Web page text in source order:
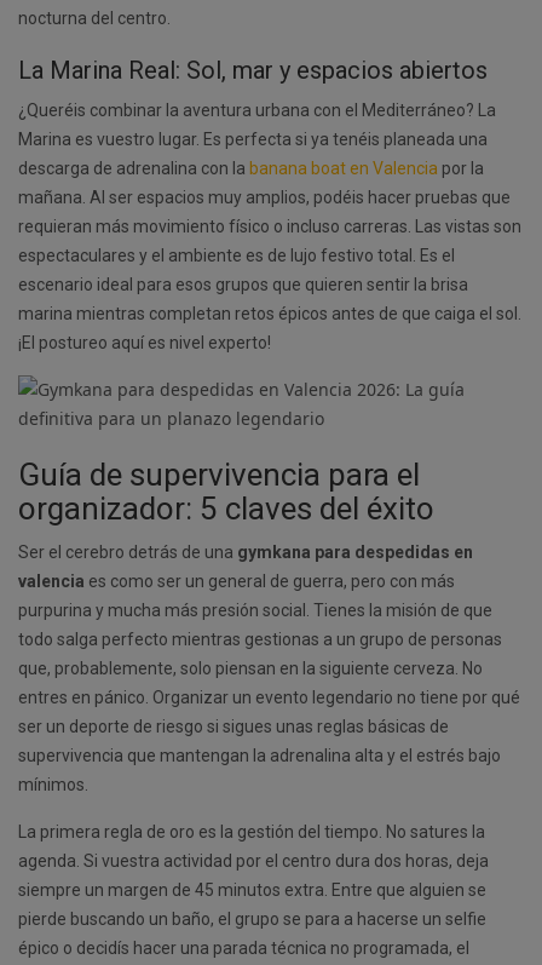
nocturna del centro.
La Marina Real: Sol, mar y espacios abiertos
¿Queréis combinar la aventura urbana con el Mediterráneo? La
Marina es vuestro lugar. Es perfecta si ya tenéis planeada una
descarga de adrenalina con la banana boat en Valencia por la
mañana. Al ser espacios muy amplios, podéis hacer pruebas que
requieran más movimiento físico o incluso carreras. Las vistas son
espectaculares y el ambiente es de lujo festivo total. Es el
escenario ideal para esos grupos que quieren sentir la brisa
marina mientras completan retos épicos antes de que caiga el sol.
¡El postureo aquí es nivel experto!
Guía de supervivencia para el
organizador: 5 claves del éxito
Ser el cerebro detrás de una gymkana para despedidas en
valencia es como ser un general de guerra, pero con más
purpurina y mucha más presión social. Tienes la misión de que
todo salga perfecto mientras gestionas a un grupo de personas
que, probablemente, solo piensan en la siguiente cerveza. No
entres en pánico. Organizar un evento legendario no tiene por qué
ser un deporte de riesgo si sigues unas reglas básicas de
supervivencia que mantengan la adrenalina alta y el estrés bajo
mínimos.
La primera regla de oro es la gestión del tiempo. No satures la
agenda. Si vuestra actividad por el centro dura dos horas, deja
siempre un margen de 45 minutos extra. Entre que alguien se
pierde buscando un baño, el grupo se para a hacerse un selfie
épico o decidís hacer una parada técnica no programada, el